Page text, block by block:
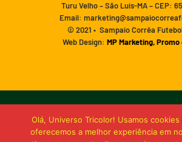
Turu Velho – São Luís-MA – CEP:
Email:
© 2021 • Sampaio Corrêa
Web Design: MP Marketing, Promo
Olá, Universo Tricolor! Usamos
oferecemos a melhor experiência em